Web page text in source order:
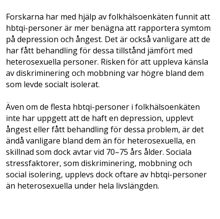
Forskarna har med hjälp av folkhälsoenkäten funnit att
hbtqi-personer är mer benägna att rapportera symtom
på depression och ångest. Det är också vanligare att de
har fått behandling för dessa tillstånd jämfört med
heterosexuella personer. Risken för att uppleva känsla
av diskriminering och mobbning var högre bland dem
som levde socialt isolerat.
Även om de flesta hbtqi-personer i folkhälsoenkäten
inte har uppgett att de haft en depression, upplevt
ångest eller fått behandling för dessa problem, är det
ändå vanligare bland dem än för heterosexuella, en
skillnad som dock avtar vid 70–75 års ålder. Sociala
stressfaktorer, som diskriminering, mobbning och
social isolering, upplevs dock oftare av hbtqi-personer
än heterosexuella under hela livslängden.